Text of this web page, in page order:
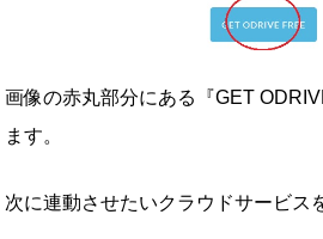
画像の赤丸部分にある『GET
ます。
次に連動させたいクラウドサービス